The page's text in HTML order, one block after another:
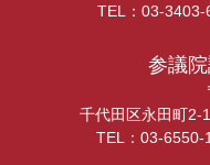
TEL：03-
参議
千代田区永田町
TEL：03-